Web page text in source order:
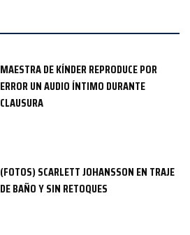
MAESTRA DE KÍNDER REPRODUCE POR
ERROR UN AUDIO ÍNTIMO DURANTE
CLAUSURA
(FOTOS) SCARLETT JOHANSSON EN TRAJE
DE BAÑO Y SIN RETOQUES